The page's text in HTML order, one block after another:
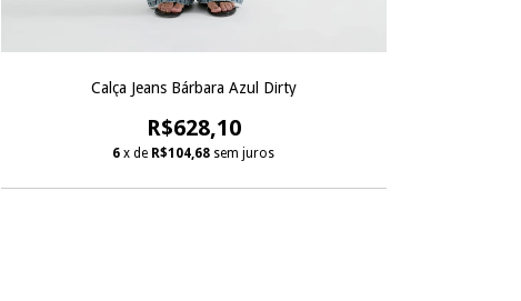
Calça Jeans Bárbara Azul Dirty
R$628,10
6 x de R$104,68 sem juros